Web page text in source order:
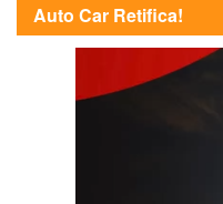
Auto Car Retifica!